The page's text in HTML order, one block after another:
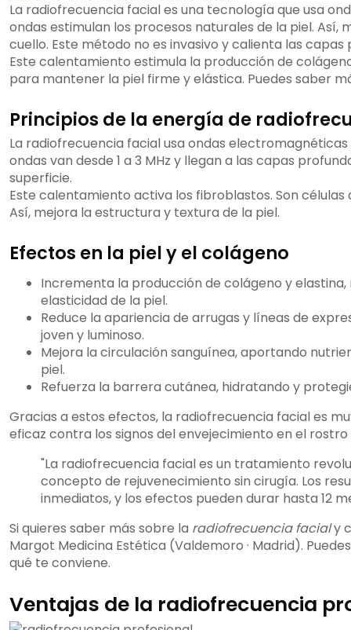
La radiofrecuencia facial es una tecnología que usa
ondas estimulan los procesos naturales de la piel. Así,
cuello. Este método no es invasivo y calienta las capas
Este calentamiento estimula la producción de
para mantener la piel firme y elástica. Puedes saber
Principios de la energía de
La radiofrecuencia facial usa ondas
ondas van desde 1 a 3 MHz y llegan a las capas
superficie.
Este calentamiento activa los fibroblastos. Son
Así, mejora la estructura y textura de la piel.
Efectos en la piel y el colágeno
Incrementa la producción de colágeno y
elasticidad de la piel.
Reduce la apariencia de arrugas y líneas de
joven y luminoso.
Mejora la circulación sanguínea, aportando
piel.
Refuerza la barrera cutánea, hidratando y
Gracias a estos efectos, la radiofrecuencia facial es
eficaz contra los signos del envejecimiento en el rostro
"La radiofrecuencia facial es un tratamiento
concepto de rejuvenecimiento sin cirugía. Los
inmediatos, y los efectos pueden durar hasta 12
Si quieres saber más sobre la radiofrecuencia facialy
Margot Medicina Estética (Valdemoro · Madrid).
qué te conviene.
Ventajas de la radiofrecuencia